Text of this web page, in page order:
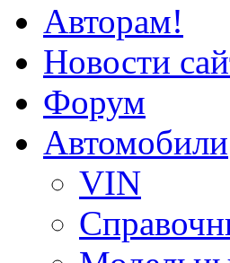
Авторам!
Новости
Форум
Автомобили
VIN